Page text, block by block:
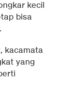
kecil
bisa
kacamata
yang